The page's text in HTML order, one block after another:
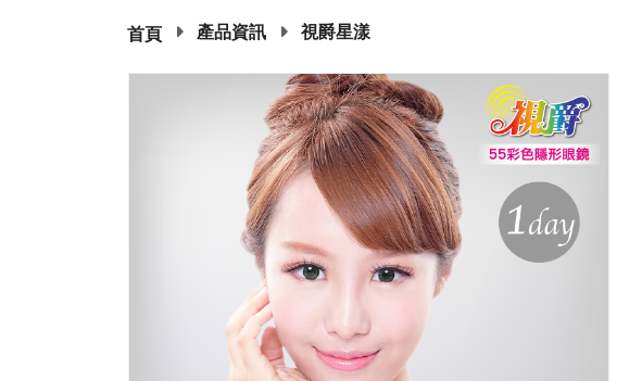
首頁 產品資訊 視爵星漾